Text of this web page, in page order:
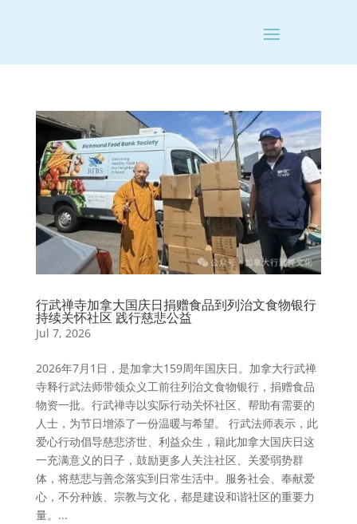
行武禅寺加拿大国庆日捐赠食品到列治文食物银行
持续关怀社区 践行慈悲公益
Jul 7, 2026
2026年7月1日，是加拿大159周年国庆日。加拿大行武禅
寺释行武法师带领众义工前往列治文食物银行，捐赠食品
物资一批。行武禅寺以实际行动关怀社区、帮助有需要的
人士，为节日增添了一份温暖与希望。 行武法师表示，此
爱心行动倡导慈悲济世、利益众生，籍此加拿大国庆日这
一充满意义的日子，鼓励更多人关注社区、关爱弱势群
体，将慈悲与善念落实到日常生活中。服务社会、奉献爱
心，不分种族、宗教与文化，都是建设和谐社区的重要力
量。...